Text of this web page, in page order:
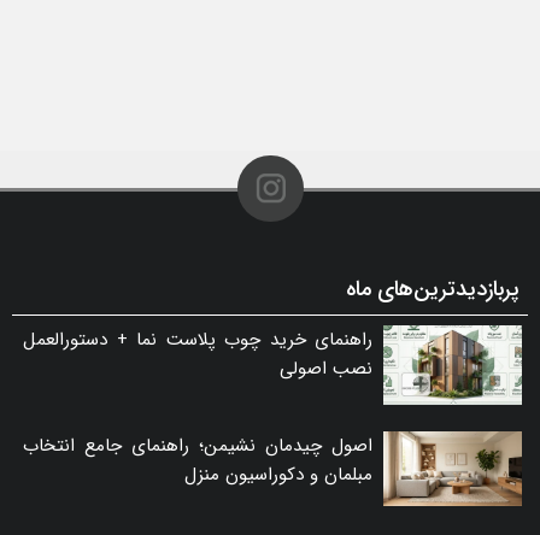
پربازدیدترین‌های ماه
راهنمای خرید چوب پلاست نما + دستورالعمل
نصب اصولی
اصول چیدمان نشیمن؛ راهنمای جامع انتخاب
مبلمان و دکوراسیون منزل